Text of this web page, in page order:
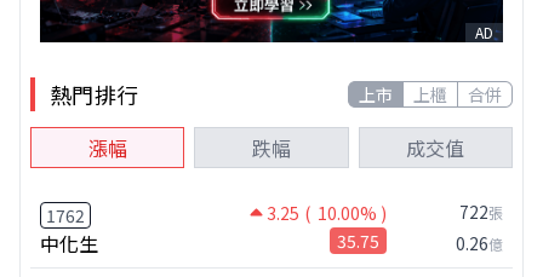
AD
熱門排行 上市 上櫃 合併
漲幅 跌幅 成交值
1762 3.25 ( 10.00% )
中化生 35.75
722張
0.26億